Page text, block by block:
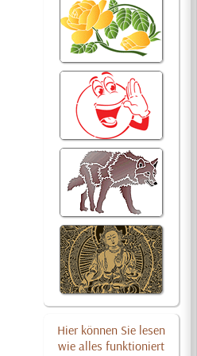
Hier können Sie lesen
wie alles funktioniert